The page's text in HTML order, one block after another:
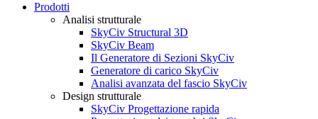
Prodotti
Analisi strutturale
SkyCiv Structural 3D
SkyCiv Beam
Il Generatore di Sezioni SkyCiv
Generatore di carico SkyCiv
Analisi avanzata del fascio SkyCiv
Design strutturale
SkyCiv Progettazione rapida